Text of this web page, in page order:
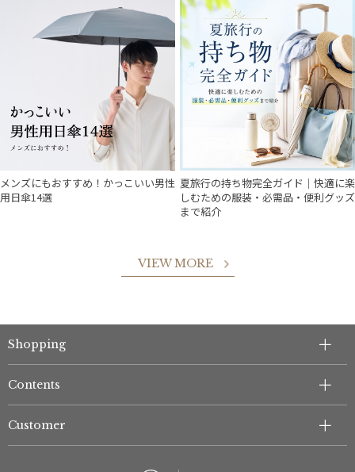
メンズにもおすすめ！かっこいい男性
用日傘14選
夏旅行の持ち物完全ガイド｜快適に楽
しむための服装・必需品・便利グッズ
まで紹介
VIEW MORE
Shopping
Contents
Customer